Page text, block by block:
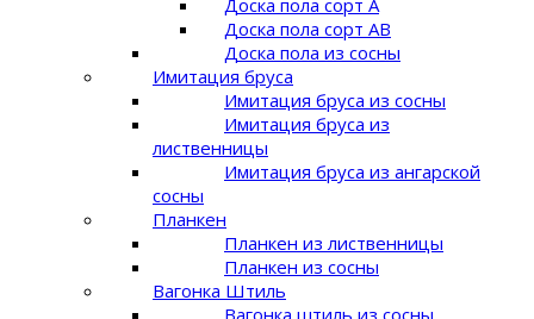
Доска пола сорт A
Доска пола сорт AB
Доска пола из сосны
Имитация бруса
Имитация бруса из сосны
Имитация бруса из
лиственницы
Имитация бруса из ангарской
сосны
Планкен
Планкен из лиственницы
Планкен из сосны
Вагонка Штиль
Вагонка штиль из сосны